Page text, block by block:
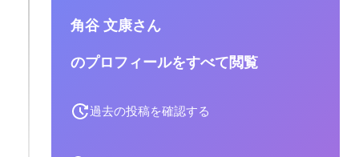
角谷 文康さん
のプロフィールをすべて閲覧
過去の投稿を確認する